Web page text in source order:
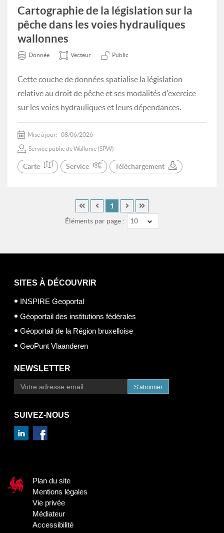
Cartographie de la législation sur la
pêche dans les voies hydrauliques
wallonnes
Donnée Vecteur Public
Cette couche de données spatialise la législation
relative au droit de pêche et ses modalités d'exercice
sur les voies hydrauliques et leurs dépendances.
Mise à jour: 08/06/2026
Service public de Wallonie (SPW)
Carte Service Téléchargement
Éléments par page : 10
1
SITES À DÉCOUVRIR
INSPIRE Geoportal
Géoportail des institutions fédérales
Géoportail de la Région bruxelloise
GeoPunt Vlaanderen
NEWSLETTER
S’abonner
SUIVEZ-NOUS
Plan du site
Mentions légales
Vie privée
Médiateur
Accessibilité